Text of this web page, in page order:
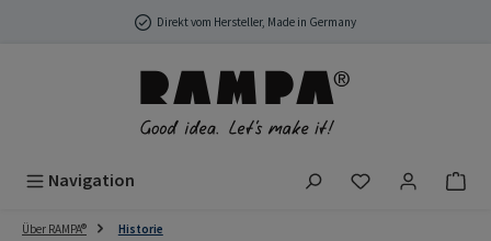
Zum Hauptinhalt springenDirekt vom Hersteller, Made in Germany
Navigation Du hast 0
Über RAMPA® Historie